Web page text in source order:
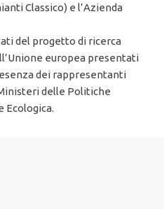
Classico) e l’Azienda
del progetto di ricerca
europea presentati
dei rappresentanti
delle Politiche
Ecologica.